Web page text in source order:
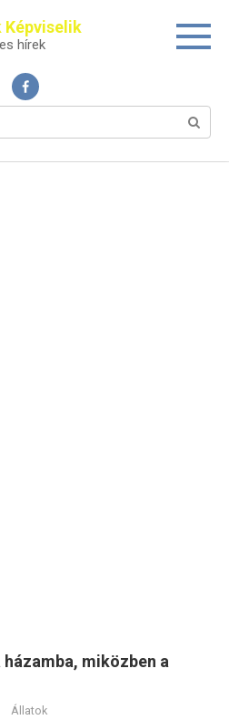
Képviselik
hírek
miközben a
Állatok